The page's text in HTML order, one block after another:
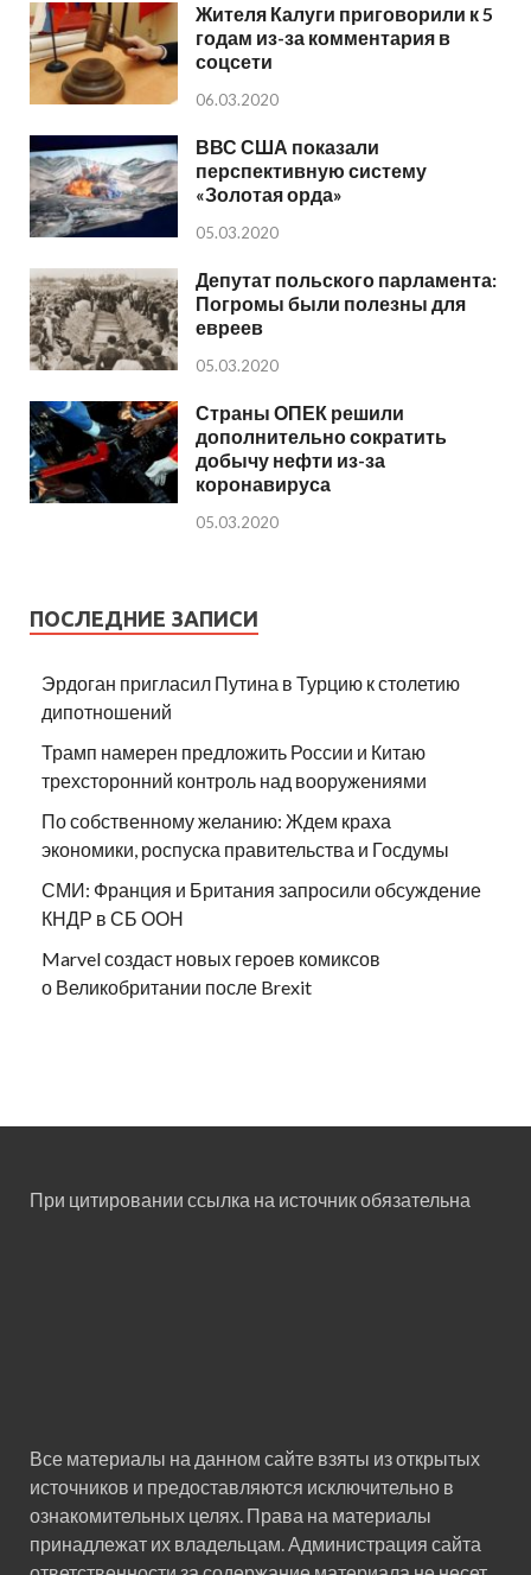
Жителя Калуги приговорили к 5
годам из-за комментария в
соцсети
06.03.2020
ВВС США показали
перспективную систему
«Золотая орда»
05.03.2020
Депутат польского парламента:
Погромы были полезны для
евреев
05.03.2020
Страны ОПЕК решили
дополнительно сократить
добычу нефти из-за
коронавируса
05.03.2020
ПОСЛЕДНИЕ ЗАПИСИ
Эрдоган пригласил Путина в Турцию к столетию
дипотношений
Трамп намерен предложить России и Китаю
трехсторонний контроль над вооружениями
По собственному желанию: Ждем краха
экономики, роспуска правительства и Госдумы
СМИ: Франция и Британия запросили обсуждение
КНДР в СБ ООН
Marvel создаст новых героев комиксов
о Великобритании после Brexit
При цитировании ссылка на источник обязательна
Все материалы на данном сайте взяты из открытых
источников и предоставляются исключительно в
ознакомительных целях. Права на материалы
принадлежат их владельцам. Администрация сайта